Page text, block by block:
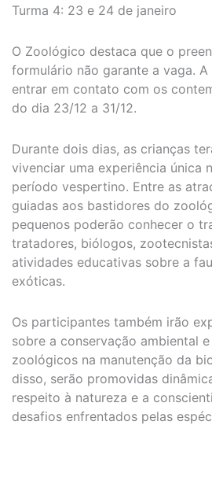
Turma 4: 23 e 24 de janeiro
O Zoológico destaca que o
formulário não garante a vaga.
entrar em contato com os
do dia 23/12 a 31/12.
Durante dois dias, as crianças
vivenciar uma experiência única
período vespertino. Entre as
guiadas aos bastidores do
pequenos poderão conhecer o
tratadores, biólogos,
atividades educativas sobre a
exóticas.
Os participantes também irão
sobre a conservação ambiental
zoológicos na manutenção da
disso, serão promovidas
respeito à natureza e a
desafios enfrentados pelas